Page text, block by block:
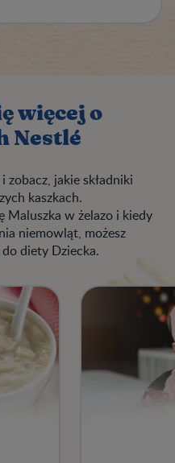
więcej o
Nestlé
zobacz, jakie składniki
kaszkach.
Maluszka w żelazo i kiedy
niemowląt, możesz
diety Dziecka.